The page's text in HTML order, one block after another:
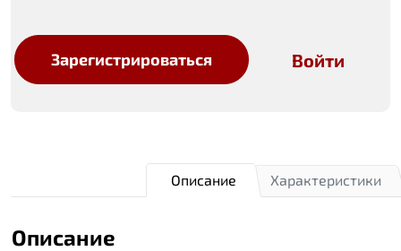
Зарегистрироваться Войти
Характеристики
Описание
Описание